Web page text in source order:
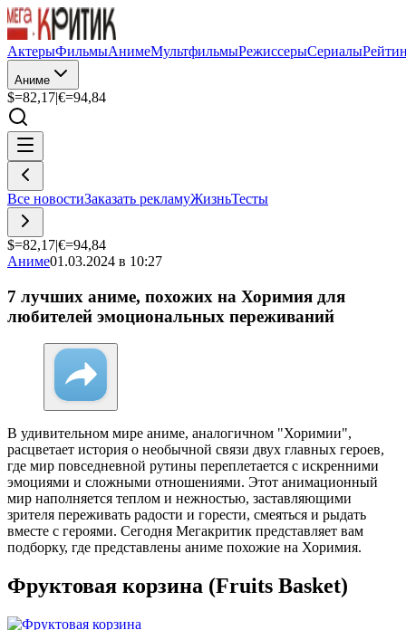
АктерыФильмыАнимеМультфильмыРежиссерыСериалы
Аниме
$=82,17|€=94,84
Все новостиЗаказать рекламуЖизньТесты
$=82,17|€=94,84
Аниме01.03.2024 в 10:27
7 лучших аниме, похожих на Хоримия для
любителей эмоциональных переживаний
В удивительном мире аниме, аналогичном "Хоримии",
расцветает история о необычной связи двух главных героев,
где мир повседневной рутины переплетается с искренними
эмоциями и сложными отношениями. Этот анимационный
мир наполняется теплом и нежностью, заставляющими
зрителя переживать радости и горести, смеяться и рыдать
вместе с героями. Сегодня Мегакритик представляет вам
подборку, где представлены аниме похожие на Хоримия.
Фруктовая корзина (Fruits Basket)